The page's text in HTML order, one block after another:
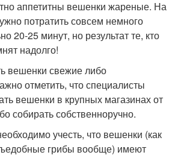
аппетитны вешенки жареные. На
потратить совсем немного
20-25 минут, но результат те, кто
надолго!
вешенки свежие либо
отметить, что специалисты
вешенки в крупных магазинах от
собирать собственноручно.
учесть, что вешенки (как
грибы вообще) имеют